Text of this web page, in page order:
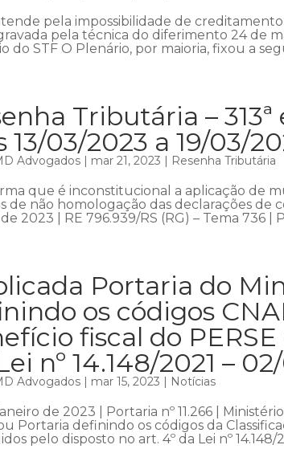
pela impossibilidade de
pela técnica do diferimento 24 de
do STF O Plenário, por maioria, fixou a
Tributária –
13/03/2023 a 19/03/
Advogados | mar 21, 2023 | Resenha Tributária
que é inconstitucional a aplicação de
de não homologação das declarações de
2023 | RE 796.939/RS (RG) – Tema 736 |
Portaria do
os códigos
fiscal do
nº 14.148/2021 –
Advogados | mar 15, 2023 | Notícias
de 2023 | Portaria nº 11.266 |
Portaria definindo os códigos da
pelo disposto no art. 4º da Lei nº 14.148/